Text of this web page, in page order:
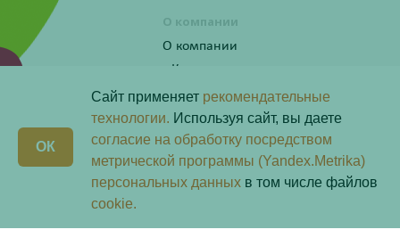
О компании
О компании
Контакты
Получите консультацию по телефону:
8 (800) 201-40-60 доб. 10
Сайт применяет рекомендательные
технологии. Используя сайт, вы даете
согласие на обработку посредством
метрической программы (Yandex.Metrika)
персональных данных в том числе файлов
cookie.
ОК
Скачай наше
приложение